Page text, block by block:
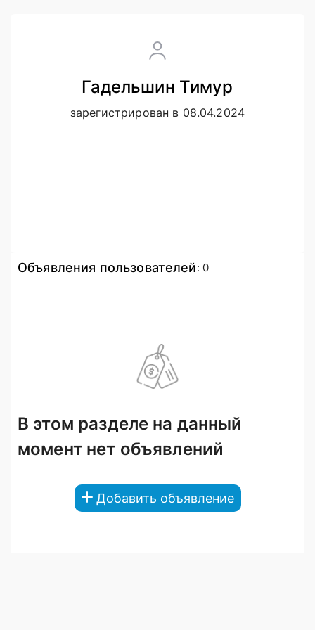
Гадельшин Тимур
зарегистрирован в 08.04.2024
Объявления пользователей: 0
В этом разделе на данный
момент нет объявлений
Добавить объявление